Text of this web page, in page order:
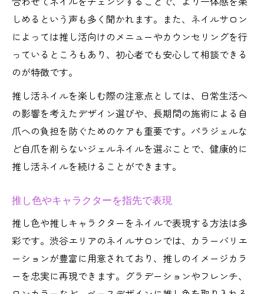
しめるという声も多く聞かれます。また、ネイルサロン
によっては推し活向けのメニューやカウンセリングを行
っているところもあり、初心者でも安心して相談できる
のが特徴です。
推し活ネイルを楽しむ際の注意点としては、日常生活へ
の影響を考えたデザイン選びや、長期間の施術による自
爪への負担を防ぐためのケアも重要です。パラジェルな
ど自爪を削らないジェルネイルを選ぶことで、健康的に
推し活ネイルを続けることができます。
推し色やキャラクターを指先で表現
推し色や推しキャラクターをネイルで表現する方法は多
彩です。渋谷エリアのネイルサロンでは、カラーバリエ
ーションが豊富に用意されており、推しのイメージカラ
ーを忠実に再現できます。グラデーションやフレンチ、